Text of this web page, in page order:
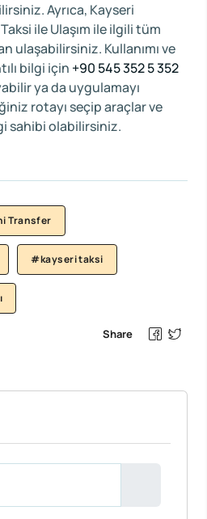
Ayrıca, Kayseri
ile Ulaşım ile ilgili tüm
ulaşabilirsiniz. Kullanımı ve
bilgi için +90 545 352 5 352
ya da uygulamayı
rotayı seçip araçlar ve
sahibi olabilirsiniz.
Transfer
#kayseri taksi
Share